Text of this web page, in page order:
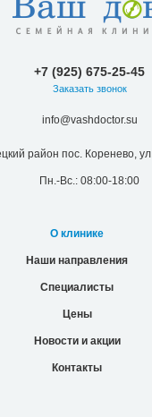
+7 (925) 675-25-45
Заказать звонок
info@vashdoctor.su
район пос. Коренево,
Пн.-Вс.: 08:00-18:00
О клинике
Наши направления
Специалисты
Цены
Новости и акции
Контакты